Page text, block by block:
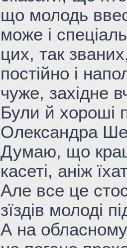
що молодь
може і
цих, так
постійно і
чуже, західне
Були й хороші
Олександра
Думаю, що
касеті, аніж
Але все це
зїздів молоді
А на обласному